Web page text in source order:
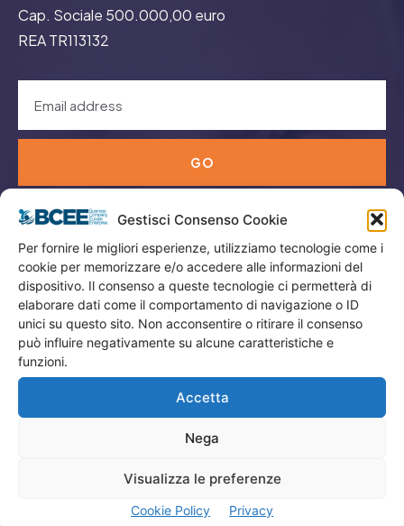
Gestisci Consenso Cookie
Per fornire le migliori esperienze, utilizziamo tecnologie come i
cookie per memorizzare e/o accedere alle informazioni del
dispositivo. Il consenso a queste tecnologie ci permetterà di
elaborare dati come il comportamento di navigazione o ID
unici su questo sito. Non acconsentire o ritirare il consenso
può influire negativamente su alcune caratteristiche e
funzioni.
Accetta
Nega
Visualizza le preferenze
Cookie Policy Privacy
Cap. Sociale 500.000,00 euro
REA TR113132
GO
Menù
Privacy
Termini Utilizzo
Iscrizione Newsletter
Cookie Policy (UE)